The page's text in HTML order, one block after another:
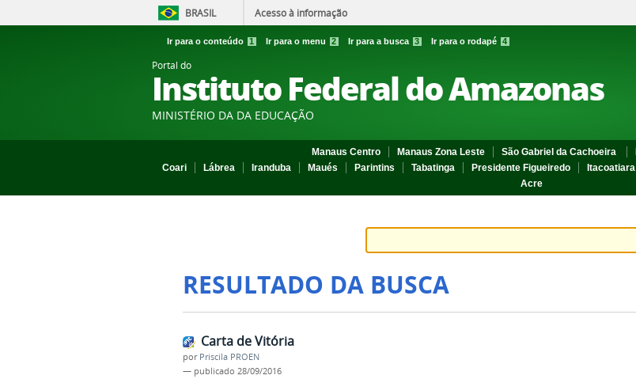
BRASIL Acesso à informação
Ir para o conteúdo 1 Ir para o menu 2 Ir para a busca 3 Ir para o rodapé 4
Portal do
Instituto Federal do Amazonas
MINISTÉRIO DA DA EDUCAÇÃO
Manaus Centro Manaus Zona Leste São Gabriel da Cachoeira
Coari
Lábrea Iranduba Maués Parintins Tabatinga Presidente Figueiredo Itacoatiara
Acre
RESULTADO DA BUSCA
Carta de Vitória
por Priscila PROEN
— publicado 28/09/2016